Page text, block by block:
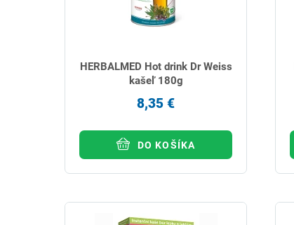
HERBALMED Hot drink Dr Weiss
kašeľ 180g
8,35 €
DO KOŠÍKA